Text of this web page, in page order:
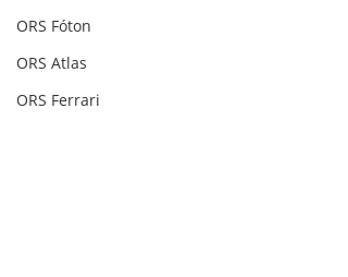
ORS Fóton
ORS Atlas
ORS Ferrari